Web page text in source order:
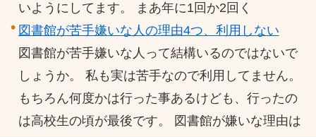
いようにしてます。 まあ年に1回か2回く
図書館が苦手嫌いな人の理由4つ、利用しない
図書館が苦手嫌いな人って結構いるのではないで
しょうか。 私も実は苦手なので利用してません。
もちろん何度かは行った事あるけども、行ったの
は高校生の頃が最後です。 図書館が嫌いな理由は